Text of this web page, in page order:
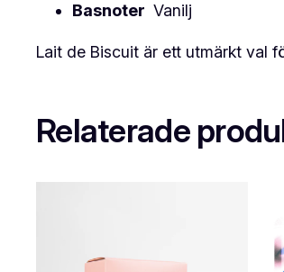
Basnoter Vanilj
Lait de Biscuit är ett utmärkt val
Relaterade